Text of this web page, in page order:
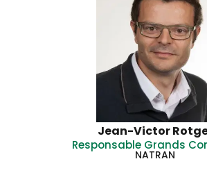
Jean-Victor
Responsable Grands
NATRAN